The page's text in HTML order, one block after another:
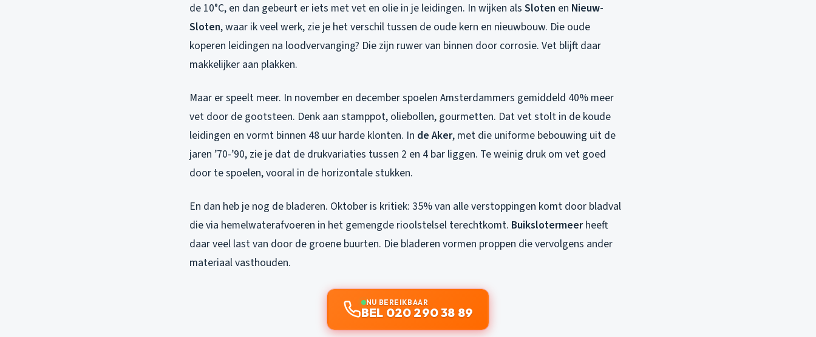
de 10°C, en dan gebeurt er iets met vet en olie in je leidingen. In wijken als Sloten en Nieuw-
Sloten, waar ik veel werk, zie je het verschil tussen de oude kern en nieuwbouw. Die oude
koperen leidingen na loodvervanging? Die zijn ruwer van binnen door corrosie. Vet blijft daar
makkelijker aan plakken.
Maar er speelt meer. In november en december spoelen Amsterdammers gemiddeld 40% meer
vet door de gootsteen. Denk aan stamppot, oliebollen, gourmetten. Dat vet stolt in de koude
leidingen en vormt binnen 48 uur harde klonten. In de Aker, met die uniforme bebouwing uit de
jaren ’70-’90, zie je dat de drukvariaties tussen 2 en 4 bar liggen. Te weinig druk om vet goed
door te spoelen, vooral in de horizontale stukken.
En dan heb je nog de bladeren. Oktober is kritiek: 35% van alle verstoppingen komt door bladval
die via hemelwaterafvoeren in het gemengde rioolstelsel terechtkomt. Buikslotermeerheeft
daar veel last van door de groene buurten. Die bladeren vormen proppen die vervolgens ander
materiaal vasthouden.
NU BEREIKBAAR
BEL 020 290 38 89